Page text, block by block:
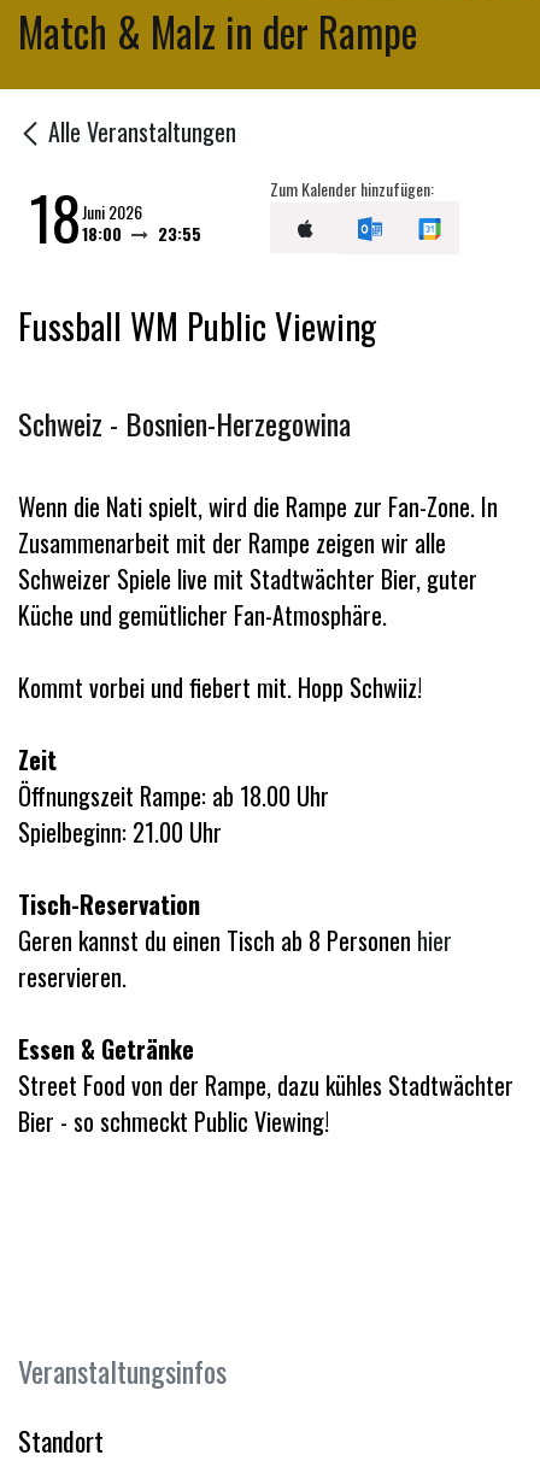
Match & Malz in der Rampe
Alle Veranstaltungen
18Juni 2026
18:00
23:55
Zum Kalender hinzufügen:
Fussball WM Public Viewing
Schweiz - Bosnien-Herzegowina
Wenn die Nati spielt, wird die Rampe zur Fan-Zone. In
Zusammenarbeit mit der Rampe zeigen wir alle
Schweizer Spiele live mit Stadtwächter Bier, guter
Küche und gemütlicher Fan-Atmosphäre.
Kommt vorbei und fiebert mit. Hopp Schwiiz!
Zeit
Öffnungszeit Rampe: ab 18.00 Uhr
Spielbeginn: 21.00 Uhr
Tisch-Reservation
Geren kannst du einen Tisch ab 8 Personen hier
reservieren.
Essen & Getränke
Street Food von der Rampe, dazu kühles Stadtwächter
Bier - so schmeckt Public Viewing!
Veranstaltungsinfos
Standort